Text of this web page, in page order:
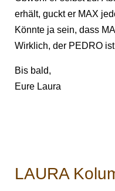
erhält, guckt er MAX
Könnte ja sein, dass
Wirklich, der PEDRO
Bis bald,
Eure Laura
LAURA